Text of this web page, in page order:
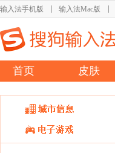
输入法手机版 输入法Mac版
首页 皮肤